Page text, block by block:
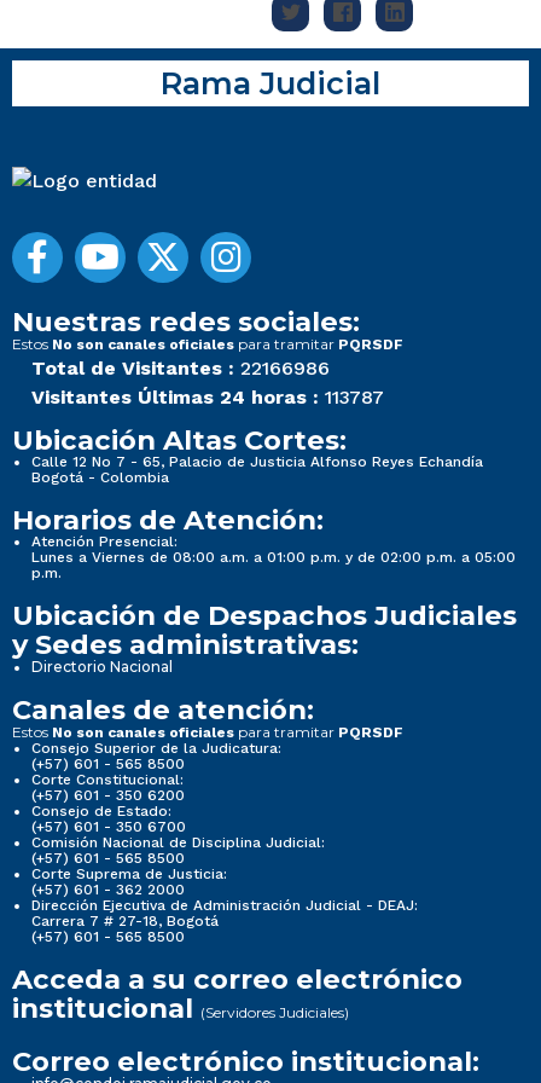
Rama Judicial
Nuestras redes sociales:
Estos No son canales oficiales para tramitar PQRSDF
Total de Visitantes : 22166986
Visitantes Últimas 24 horas : 113787
Ubicación Altas Cortes:
Calle 12 No 7 - 65, Palacio de Justicia Alfonso Reyes Echandía
Bogotá - Colombia
Horarios de Atención:
Atención Presencial:
Lunes a Viernes de 08:00 a.m. a 01:00 p.m. y de 02:00 p.m. a 05:00
p.m.
Ubicación de Despachos Judiciales
y Sedes administrativas:
Directorio Nacional
Canales de atención:
Estos No son canales oficiales para tramitar PQRSDF
Consejo Superior de la Judicatura:
(+57) 601 - 565 8500
Corte Constitucional:
(+57) 601 - 350 6200
Consejo de Estado:
(+57) 601 - 350 6700
Comisión Nacional de Disciplina Judicial:
(+57) 601 - 565 8500
Corte Suprema de Justicia:
(+57) 601 - 362 2000
Dirección Ejecutiva de Administración Judicial - DEAJ:
Carrera 7 # 27-18, Bogotá
(+57) 601 - 565 8500
Acceda a su correo electrónico
institucional (Servidores Judiciales)
Correo electrónico institucional: